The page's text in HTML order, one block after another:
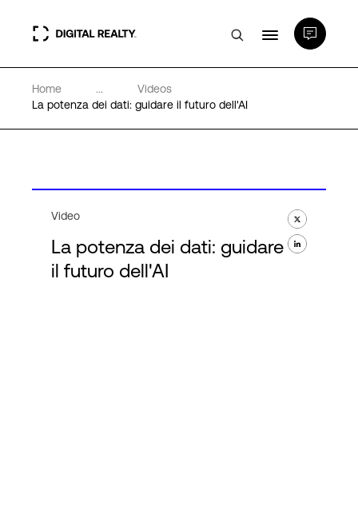
Data center
Competenze e Risorse
Home ...
Videos
La potenza dei dati: guidare il futuro dell'AI
Video
La potenza dei dati: guidare
il futuro dell'AI